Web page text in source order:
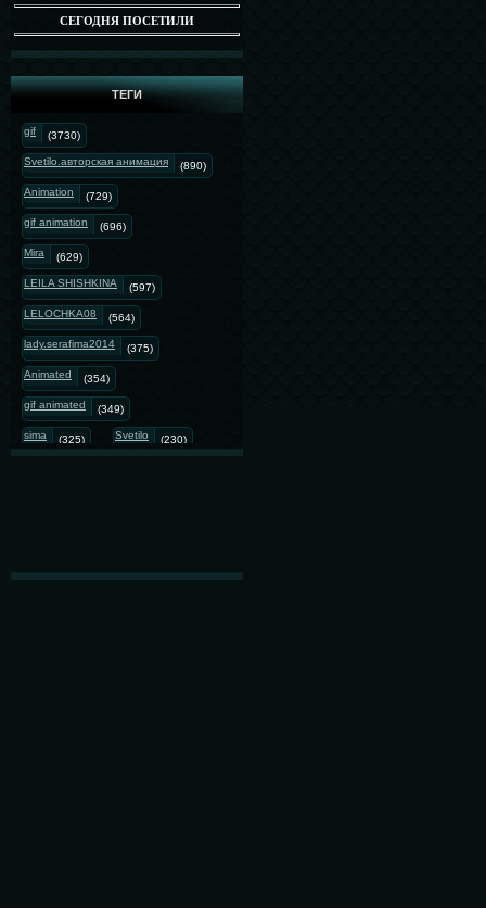
СЕГОДНЯ ПОСЕТИЛИ
ТЕГИ
gif (3730)
Svetilo.авторская анимация (890)
Animation (729)
gif animation (696)
Mira (629)
LEILA SHISHKINA (597)
LELOCHKA08 (564)
lady.serafima2014 (375)
Animated (354)
gif animated (349)
sima (325) Svetilo (230)